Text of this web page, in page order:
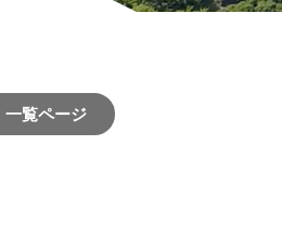
一覧ページ